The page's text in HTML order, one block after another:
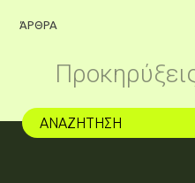
ΆΡΘΡΑ
ΑΝΑΖΗΤΗΣΗ